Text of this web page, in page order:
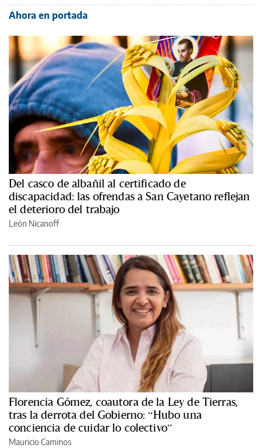
Ahora en portada
Del casco de albañil al certificado de
discapacidad: las ofrendas a San Cayetano reflejan
el deterioro del trabajo
León Nicanoff
Florencia Gómez, coautora de la Ley de Tierras,
tras la derrota del Gobierno: “Hubo una
conciencia de cuidar lo colectivo”
Mauricio Caminos